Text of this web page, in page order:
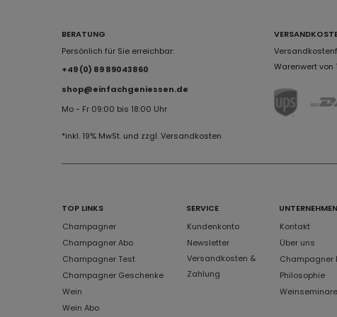
BERATUNG
Persönlich für Sie erreichbar:
+49 (0) 89 89043860
shop@einfachgeniessen.de
Mo - Fr 09:00 bis 18:00 Uhr
*inkl. 19% MwSt. und zzgl. Versandkosten
Warenwert von
TOP LINKS
Champagner
Champagner Abo
Champagner Test
Champagner Geschenke
Wein
Wein Abo
SERVICE
Kundenkonto
Newsletter
Versandkosten &
Zahlung
UNTERNEHMEN
Kontakt
Über uns
Champagner
Philosophie
Weinseminare